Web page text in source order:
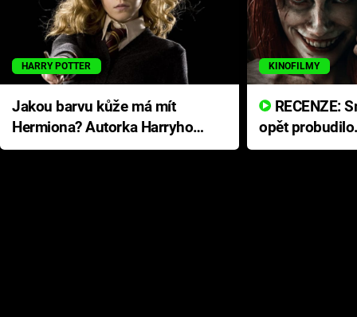
HARRY POTTER
Jakou barvu kůže má mít
Hermiona? Autorka Harryho
Pottera přišla s ráznou
KINOFILMY
opět
přichází s